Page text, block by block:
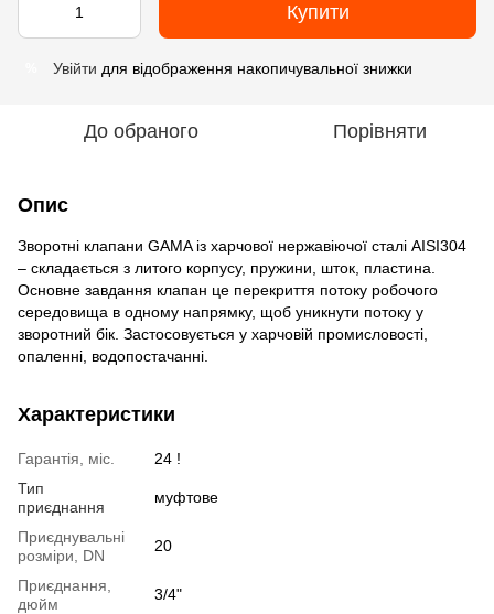
Купити
Увійти для відображення накопичувальної знижки
До обраного Порівняти
Опис
Зворотні клапани GAMA із харчової нержавіючої сталі AISI304
– складається з литого корпусу, пружини, шток, пластина.
Основне завдання клапан це перекриття потоку робочого
середовища в одному напрямку, щоб уникнути потоку у
зворотний бік. Застосовується у харчовій промисловості,
опаленні, водопостачанні.
Характеристики
Гарантія, міс.
24 !
Тип
приєднання
муфтове
Приєднувальні
розміри, DN
20
Приєднання,
дюйм
3/4"